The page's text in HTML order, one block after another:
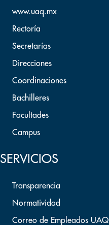
www.uaq.mx
Rectoría
Secretarías
Direcciones
Coordinaciones
Bachilleres
Facultades
Campus
SERVICIOS
Transparencia
Normatividad
Correo de Empleados UAQ